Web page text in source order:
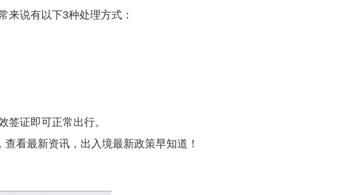
来说有以下3种处理方式：
签证即可正常出行。
看最新资讯，出入境最新政策早知道！